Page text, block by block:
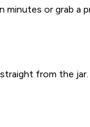
or grab a
from the